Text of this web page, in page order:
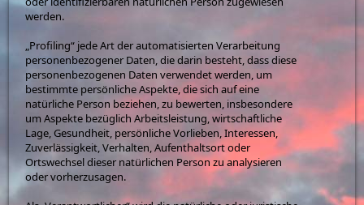
werden.
„Profiling“ jede Art der automatisierten Verarbeitung
personenbezogener Daten, die darin besteht, dass diese
personenbezogenen Daten verwendet werden, um
bestimmte persönliche Aspekte, die sich auf eine
natürliche Person beziehen, zu bewerten, insbesondere
um Aspekte bezüglich Arbeitsleistung, wirtschaftliche
Lage, Gesundheit, persönliche Vorlieben, Interessen,
Zuverlässigkeit, Verhalten, Aufenthaltsort oder
Ortswechsel dieser natürlichen Person zu analysieren
oder vorherzusagen.